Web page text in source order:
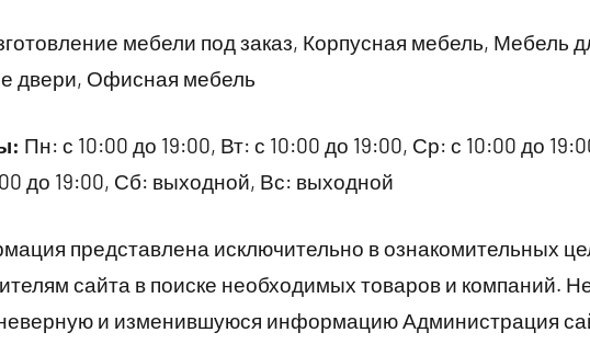
мебели под заказ, Корпусная мебель, Мебель
двери, Офисная мебель
Пн: с 10:00 до 19:00, Вт: с 10:00 до 19:00, Ср: с 10:00 до
до 19:00, Сб: выходной, Вс: выходной
представлена исключительно в ознакомительных
сайта в поиске необходимых товаров и компаний.
и изменившуюся информацию Администрация